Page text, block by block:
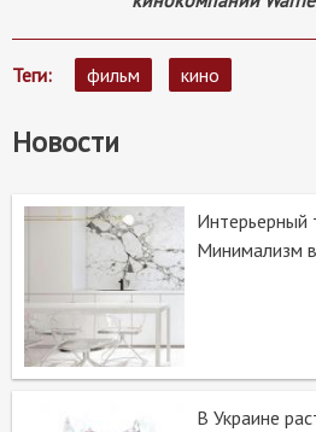
Теги фильм кино
Новости
Интерьерный
Минимализм
В Украине